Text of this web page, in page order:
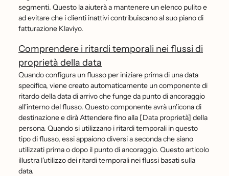
segmenti. Questo la aiuterà a mantenere un elenco pulito e
ad evitare che i clienti inattivi contribuiscano al suo piano di
fatturazione Klaviyo.
Comprendere i ritardi temporali nei flussi di
proprietà della data
Quando configura un flusso per iniziare prima di una data
specifica, viene creato automaticamente un componente di
ritardo della data di arrivo che funge da punto di ancoraggio
all'interno del flusso. Questo componente avrà un'icona di
destinazione e dirà Attendere fino alla [Data proprietà] della
persona. Quando si utilizzano i ritardi temporali in questo
tipo di flusso, essi appaiono diversi a seconda che siano
utilizzati prima o dopo il punto di ancoraggio. Questo articolo
illustra l'utilizzo dei ritardi temporali nei flussi basati sulla
data.